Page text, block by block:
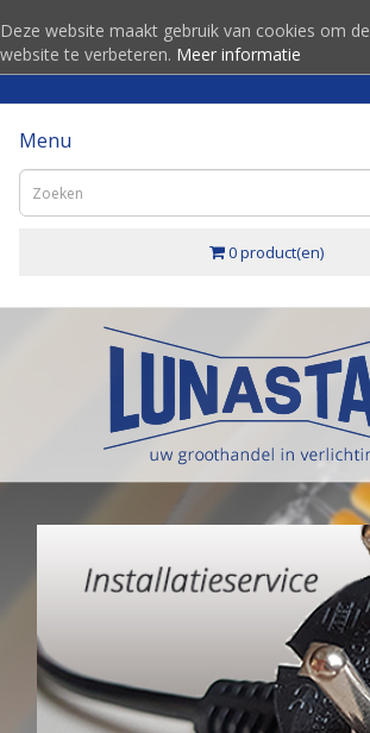
Deze website maakt gebruik van cookies om de
website te verbeteren. Meer informatie
Menu
0 product(en)